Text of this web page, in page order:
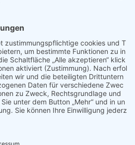
Restaurant
& Handwerk